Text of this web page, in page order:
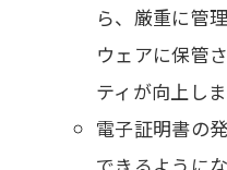
ら、厳重に管
ウェアに保管
ティが向上しま
電子証明書の